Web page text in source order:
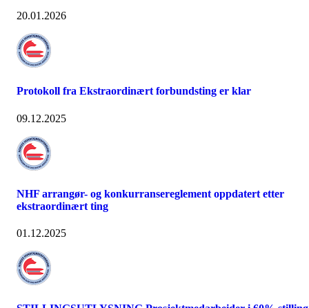
20.01.2026
Protokoll fra Ekstraordinært forbundsting er klar
09.12.2025
NHF arrangør- og konkurransereglement oppdatert etter
ekstraordinært ting
01.12.2025